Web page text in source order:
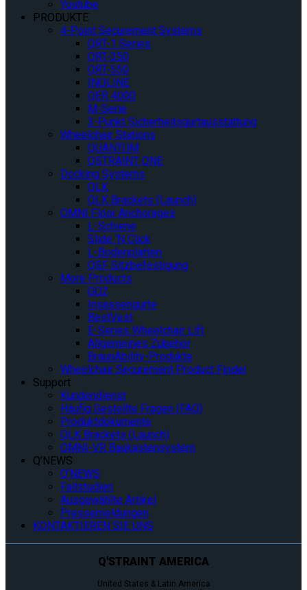
Youtube
PRODUKTE
4-Point Securement Systems
QRT-1 Series
QRT-350
QRT-550
INQLINE
QER 4000
M-Serie
3-Punkt Sicherheitsgurtausstattung
Wheelchair Stations
QUANTUM
QSTRAINT ONE
Docking Systems
QLK
QLK Brackets (Launch)
OMNI Floor Anchorages
L-Schiene
Slide ‘N Click
L-Bodenplatten
QSF Sitzbefestigung
More Products
GO2
Insassengurte
BestVest
E-Series Wheelchair Lift
Allgemeines Zubehör
BraunAbility-Produkte
Wheelchair Securement Product Finder
Support
Kundendienst
Häufig Gestellte Fragen (FAQ)
Produktdokumente
QLK Brackets (Launch)
OMNI-VR Baukastensystem
Q’NEWS
Q’NEWS
Fallstudien
Ausgewählte Artikel
Pressemeldungen
KONTAKTIEREN SIE UNS
Q'STRAINT AMERICA
United States & Latin America